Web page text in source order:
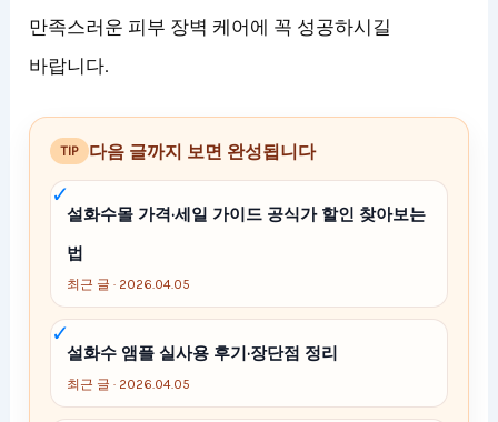
만족스러운 피부 장벽 케어에 꼭 성공하시길
바랍니다.
TIP 다음 글까지 보면 완성됩니다
설화수몰 가격·세일 가이드 공식가 할인 찾아보는
법
최근 글 · 2026.04.05
설화수 앰플 실사용 후기·장단점 정리
최근 글 · 2026.04.05